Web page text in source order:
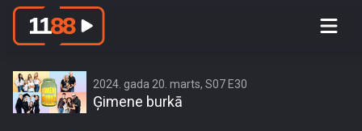
Uģis Kuģis ir pamatīgi izbrīnīts, redzot
2024. gada 20. marts, S07 E30
Ģimene burkā